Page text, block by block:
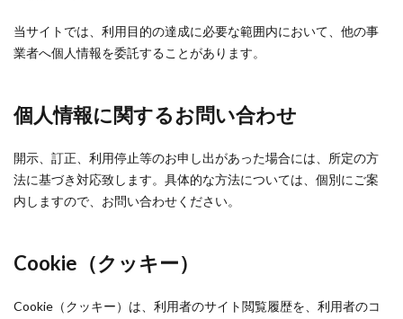
当サイトでは、利用目的の達成に必要な範囲内において、他の事
業者へ個人情報を委託することがあります。
個人情報に関するお問い合わせ
開示、訂正、利用停止等のお申し出があった場合には、所定の方
法に基づき対応致します。具体的な方法については、個別にご案
内しますので、お問い合わせください。
Cookie（クッキー）
Cookie（クッキー）は、利用者のサイト閲覧履歴を、利用者のコ